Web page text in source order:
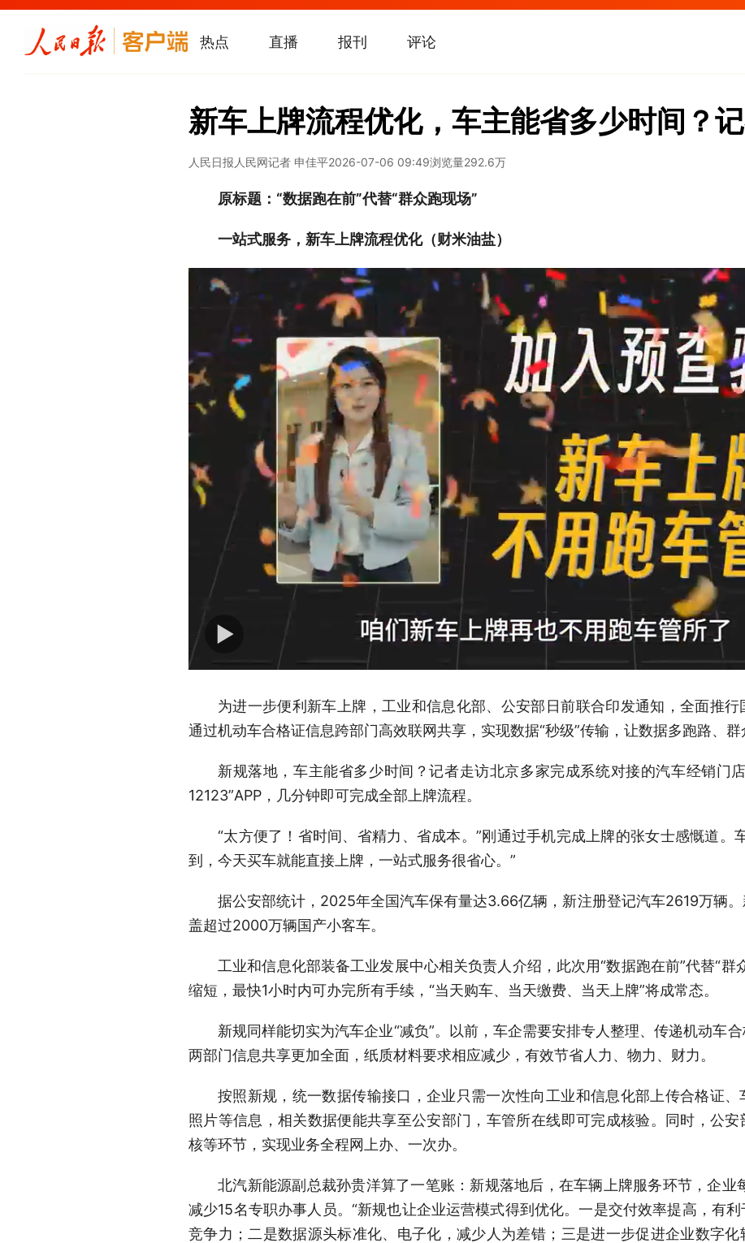
热点 直播 报刊 评论
新车上牌流程优化，车主能省多少时间？
人民日报 人民网记者 申佳平2026-07-06 09:49浏览量292.6万
原标题：“数据跑在前”代替“群众跑现场”
一站式服务，新车上牌流程优化（财米油盐）
为进一步便利新车上牌，工业和信息化部、公安部日前联合印发通知，全面推行
通过机动车合格证信息跨部门高效联网共享，实现数据“秒级”传输，让数据多跑路、群
新规落地，车主能省多少时间？记者走访北京多家完成系统对接的汽车经销门
12123”APP，几分钟即可完成全部上牌流程。
“太方便了！省时间、省精力、省成本。”刚通过手机完成上牌的张女士感慨道。
到，今天买车就能直接上牌，一站式服务很省心。”
据公安部统计，2025年全国汽车保有量达3.66亿辆，新注册登记汽车2619万辆
盖超过2000万辆国产小客车。
工业和信息化部装备工业发展中心相关负责人介绍，此次用“数据跑在前”代替“群
缩短，最快1小时内可办完所有手续，“当天购车、当天缴费、当天上牌”将成常态。
新规同样能切实为汽车企业“减负”。以前，车企需要安排专人整理、传递机动车
两部门信息共享更加全面，纸质材料要求相应减少，有效节省人力、物力、财力。
按照新规，统一数据传输接口，企业只需一次性向工业和信息化部上传合格证
照片等信息，相关数据便能共享至公安部门，车管所在线即可完成核验。同时，公
核等环节，实现业务全程网上办、一次办。
北汽新能源副总裁孙贵洋算了一笔账：新规落地后，在车辆上牌服务环节，企业
减少15名专职办事人员。“新规也让企业运营模式得到优化。一是交付效率提高，有
竞争力；二是数据源头标准化、电子化，减少人为差错；三是进一步促进企业数字